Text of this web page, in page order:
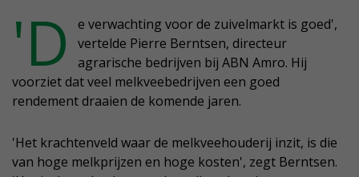
'D
e verwachting voor de zuivelmarkt is goed',
vertelde Pierre Berntsen, directeur
agrarische bedrijven bij ABN Amro. Hij
voorziet dat veel melkveebedrijven een goed
rendement draaien de komende jaren.
'Het krachtenveld waar de melkveehouderij inzit, is die
van hoge melkprijzen en hoge kosten', zegt Berntsen.